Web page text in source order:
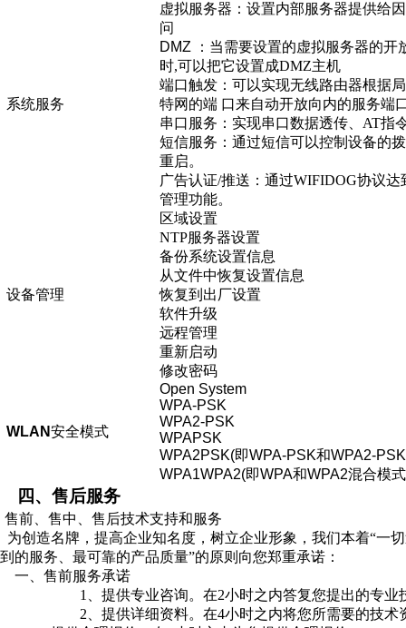
系统服务
虚拟服务器：设置内部服务器提供给
问
DMZ
：当需要设置的虚拟服务器的开
时,可以把它设置成DMZ主机
端口触发：可以实现无线路由器根据
特网的端 口来自动开放向内的服务
串口服务：实现串口数据透传、AT指
短信服务：通过短信可以控制设备的
重启。
广告认证/推送：通过WIFIDOG协议达
管理功能。
设备管理
区域设置
NTP服务器设置
备份系统设置信息
从文件中恢复设置信息
恢复到出厂设置
软件升级
远程管理
重新启动
修改密码
WLAN安全模式
Open System
WPA-PSK
WPA2-PSK
WPAPSK
WPA2PSK(即WPA-PSK和WPA2-PSK
WPA1WPA2(即WPA和WPA2混合模式
四、售后服务
售前、售中、售后技术支持和服务
为创造名牌，提高企业知名度，树立企业形象，我们本着“一
到的服务、最可靠的产品质量”的原则向您郑重承诺：
一、售前服务承诺
1、提供专业咨询。在2小时之内答复您提出的专业
2、提供详细资料。在4小时之内将您所需要的技术